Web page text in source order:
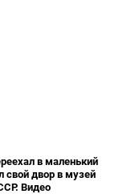
в маленький
свой двор в музей
Видео